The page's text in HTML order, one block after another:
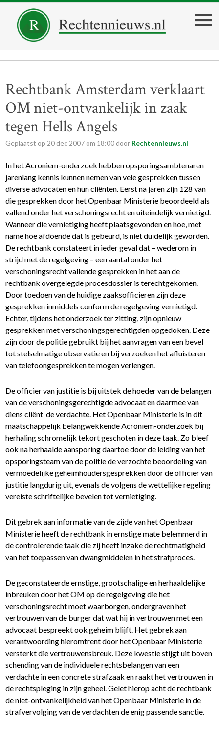
Rechtbank Amsterdam verklaart
OM niet-ontvankelijk in zaak
tegen Hells Angels
Geplaatst op 20 dec 2007 om 18:00 door Rechtennieuws.nl
In het Acroniem-onderzoek hebben opsporingsambtenaren
jarenlang kennis kunnen nemen van vele gesprekken tussen
diverse advocaten en hun cliënten. Eerst na jaren zijn 128 van
die gesprekken door het Openbaar Ministerie beoordeeld als
vallend onder het verschoningsrecht en uiteindelijk vernietigd.
Wanneer die vernietiging heeft plaatsgevonden en hoe, met
name hoe afdoende dat is gebeurd, is niet duidelijk geworden.
De rechtbank constateert in ieder geval dat – wederom in
strijd met de regelgeving – een aantal onder het
verschoningsrecht vallende gesprekken in het aan de
rechtbank overgelegde procesdossier is terechtgekomen.
Door toedoen van de huidige zaaksofficieren zijn deze
gesprekken inmiddels conform de regelgeving vernietigd.
Echter, tijdens het onderzoek ter zitting, zijn opnieuw
gesprekken met verschoningsgerechtigden opgedoken. Deze
zijn door de politie gebruikt bij het aanvragen van een bevel
tot stelselmatige observatie en bij verzoeken het afluisteren
van telefoongesprekken te mogen verlengen.
De officier van justitie is bij uitstek de hoeder van de belangen
van de verschoningsgerechtigde advocaat en daarmee van
diens cliënt, de verdachte. Het Openbaar Ministerie is in dit
maatschappelijk belangwekkende Acroniem-onderzoek bij
herhaling schromelijk tekort geschoten in deze taak. Zo bleef
ook na herhaalde aansporing daartoe door de leiding van het
opsporingsteam van de politie de verzochte beoordeling van
vermoedelijke geheimhoudersgesprekken door de officier van
justitie langdurig uit, evenals de volgens de wettelijke regeling
vereiste schriftelijke bevelen tot vernietiging.
Dit gebrek aan informatie van de zijde van het Openbaar
Ministerie heeft de rechtbank in ernstige mate belemmerd in
de controlerende taak die zij heeft inzake de rechtmatigheid
van het toepassen van dwangmiddelen in het strafproces.
De geconstateerde ernstige, grootschalige en herhaaldelijke
inbreuken door het OM op de regelgeving die het
verschoningsrecht moet waarborgen, ondergraven het
vertrouwen van de burger dat wat hij in vertrouwen met een
advocaat bespreekt ook geheim blijft. Het gebrek aan
verantwoording hieromtrent door het Openbaar Ministerie
versterkt die vertrouwensbreuk. Deze kwestie stijgt uit boven
schending van de individuele rechtsbelangen van een
verdachte in een concrete strafzaak en raakt het vertrouwen in
de rechtspleging in zijn geheel. Gelet hierop acht de rechtbank
de niet-ontvankelijkheid van het Openbaar Ministerie in de
strafvervolging van de verdachten de enig passende sanctie.